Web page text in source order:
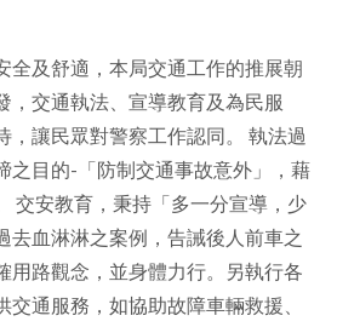
全及舒適，本局交通工作的推展朝
，交通執法、宣導教育及為民服
，讓民眾對警察工作認同。 執法過
之目的-「防制交通事故意外」，藉
交安教育，秉持「多一分宣導，少
去血淋淋之案例，告誡後人前車之
用路觀念，並身體力行。另執行各
通服務，如協助故障車輛救援、